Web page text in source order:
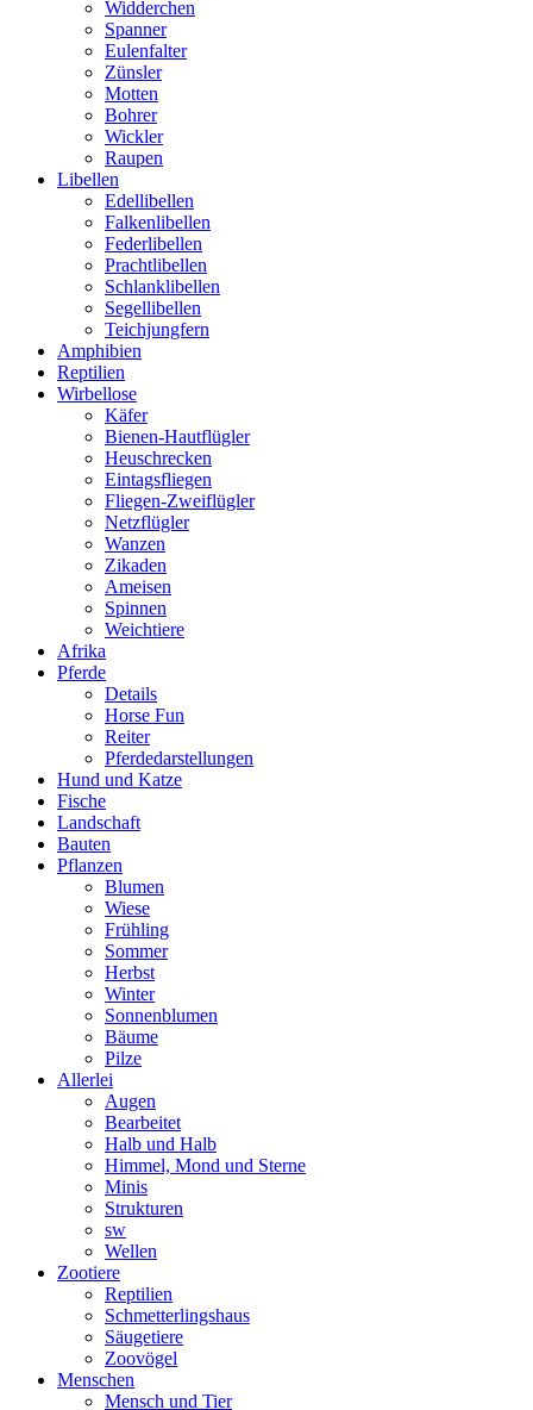
Widderchen
Spanner
Eulenfalter
Zünsler
Motten
Bohrer
Wickler
Raupen
Libellen
Edellibellen
Falkenlibellen
Federlibellen
Prachtlibellen
Schlanklibellen
Segellibellen
Teichjungfern
Amphibien
Reptilien
Wirbellose
Käfer
Bienen-Hautflügler
Heuschrecken
Eintagsfliegen
Fliegen-Zweiflügler
Netzflügler
Wanzen
Zikaden
Ameisen
Spinnen
Weichtiere
Afrika
Pferde
Details
Horse Fun
Reiter
Pferdedarstellungen
Hund und Katze
Fische
Landschaft
Bauten
Pflanzen
Blumen
Wiese
Frühling
Sommer
Herbst
Winter
Sonnenblumen
Bäume
Pilze
Allerlei
Augen
Bearbeitet
Halb und Halb
Himmel, Mond und Sterne
Minis
Strukturen
sw
Wellen
Zootiere
Reptilien
Schmetterlingshaus
Säugetiere
Zoovögel
Menschen
Mensch und Tier